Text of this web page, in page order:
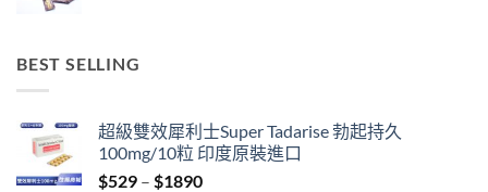
BEST SELLING
超級雙效犀利士Super Tadarise 勃起持久
100mg/10粒 印度原裝進口
$529 – $1890Price